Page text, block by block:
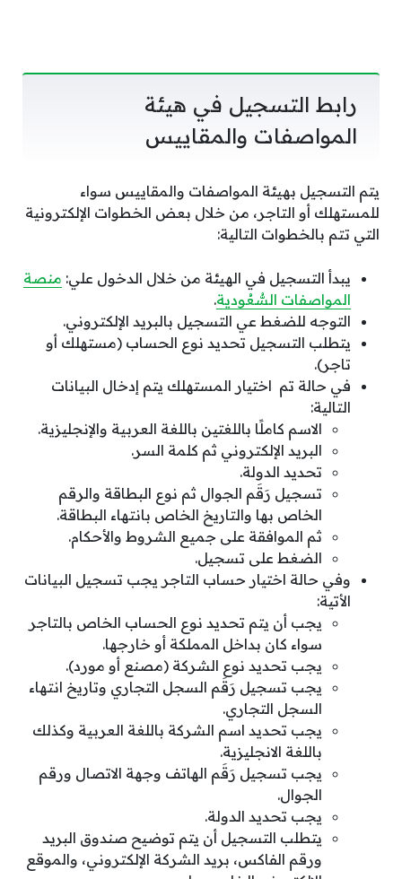
رابط التسجيل في هيئة
المواصفات والمقاييس
يتم التسجيل بهيئة المواصفات والمقاييس سواء
للمستهلك أو التاجر، من خلال بعض الخطوات الإلكترونية
التي تتم بالخطوات التالية:
يبدأ التسجيل في الهيئة من خلال الدخول علي: منصة
المواصفات السُّعُودية.
التوجه للضغط عي التسجيل بالبريد الإلكتروني.
يتطلب التسجيل تحديد نوع الحساب (مستهلك أو
تاجر).
في حالة تم اختيار المستهلك يتم إدخال البيانات
التالية:
الاسم كاملًا باللغتين باللغة العربية والإنجليزية.
البريد الإلكتروني ثم كلمة السر.
تحديد الدولة.
تسجيل رَقَم الجوال ثم نوع البطاقة والرقم
الخاص بها والتاريخ الخاص بانتهاء البطاقة.
ثم الموافقة على جميع الشروط والأحكام.
الضغط على تسجيل.
وفي حالة اختيار حساب التاجر يجب تسجيل البيانات
الأتية:
يجب أن يتم تحديد نوع الحساب الخاص بالتاجر
سواء كان بداخل المملكة أو خارجها.
يجب تحديد نوع الشركة (مصنع أو مورد).
يجب تسجيل رَقَم السجل التجاري وتاريخ انتهاء
السجل التجاري.
يجب تحديد اسم الشركة باللغة العربية وكذلك
باللغة الانجليزية.
يجب تسجيل رَقَم الهاتف وجهة الاتصال ورقم
الجوال.
يجب تحديد الدولة.
يتطلب التسجيل أن يتم توضيح صندوق البريد
ورقم الفاكس، بريد الشركة الإلكتروني، والموقع